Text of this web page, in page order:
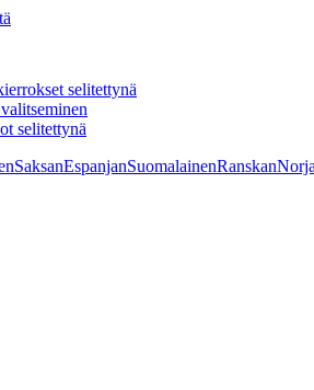
selitettynä
selitettynä
SaksanEspanjanSuomalainenRanskan